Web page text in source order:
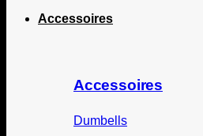
Accessoires
Accessoires
Dumbells